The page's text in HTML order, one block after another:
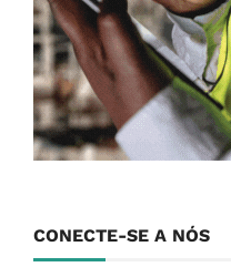
CONECTE-SE A NÓS